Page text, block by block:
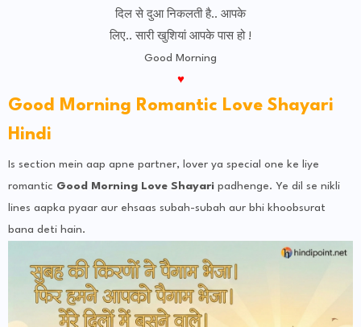
दिल से दुआ निकलती है.. आपके
लिए.. सारी खुशियां आपके पास हो !
Good Morning
♥
Good Morning Romantic Love Shayari
Hindi
Is section mein aap apne partner, lover ya special one ke liye
romantic Good Morning Love Shayari padhenge. Ye dil se nikli
lines aapka pyaar aur ehsaas subah-subah aur bhi khoobsurat
bana deti hain.